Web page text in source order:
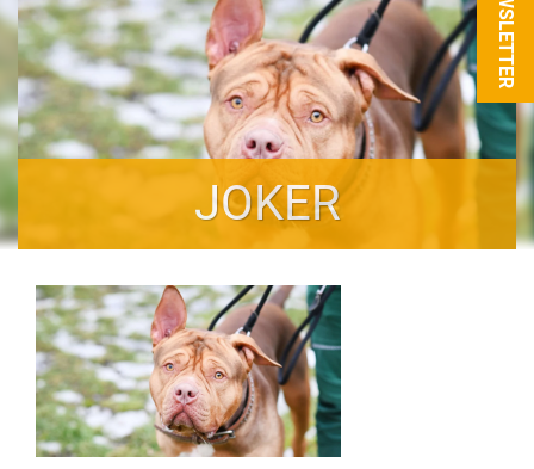
NEWSLETTER
JOKER